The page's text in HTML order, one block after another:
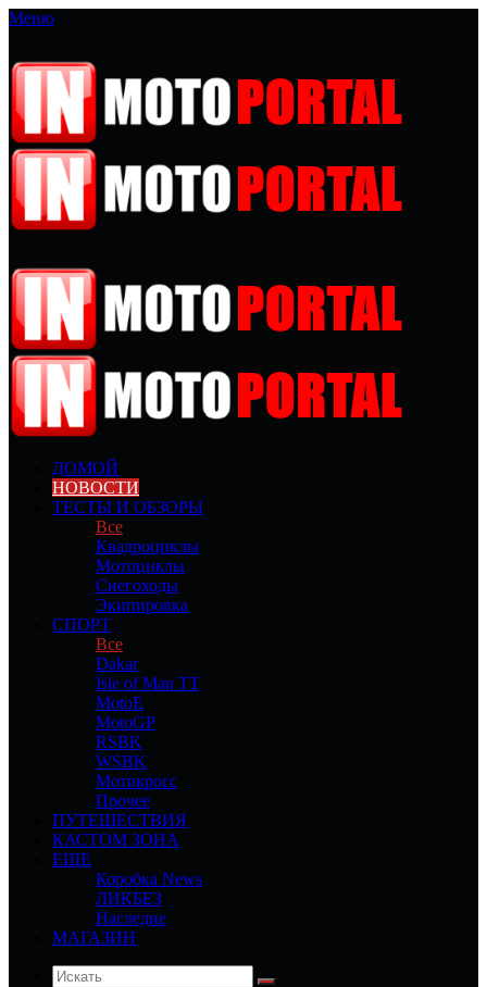
Меню
ДОМОЙ
НОВОСТИ
ТЕСТЫ И ОБЗОРЫ
Все
Квадроциклы
Мотоциклы
Снегоходы
Экипировка
СПОРТ
Все
Dakar
Isle of Man TT
MotoE
MotoGP
RSBK
WSBK
Мотокросс
Прочее
ПУТЕШЕСТВИЯ
КАСТОМ ЗОНА
ЕЩЕ
Коробка News
ЛИКБЕЗ
Наследие
МАГАЗИН